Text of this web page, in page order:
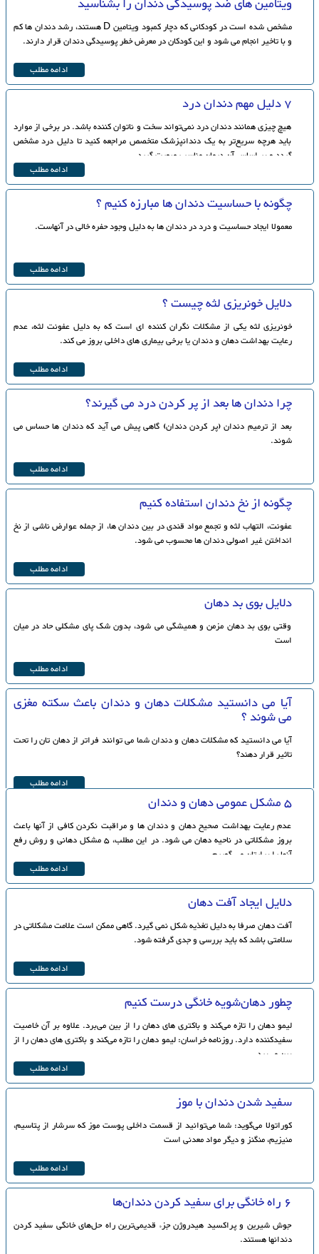
مشخص شده است در کودکانی که دچار کمبود ویتامین D هستند، رشد دندان ها کم
و با تاخیر انجام می شود و این کودکان در معرض خطر پوسیدگی دندان قرار دارند.
ادامه مطلب
7 دلیل مهم دندان درد
هیچ چیزی همانند دندان درد نمی‌تواند سخت و ناتوان کننده باشد. در برخی از موارد
باید هرچه سریع‌تر به یک دندانپزشک متخصص مراجعه کنید تا دلیل درد مشخص
گردد و بر اساس آن درمان مناسب صورت گیرد.
ادامه مطلب
چگونه با حساسیت دندان ها مبارزه کنیم ؟
معمولا ایجاد حساسیت و درد در دندان ها به دلیل وجود حفره خالی در آنهاست.
ادامه مطلب
دلایل خونریزی لثه چیست ؟
خونریزی لثه یکی از مشکلات نگران کننده ای است که به دلیل عفونت لثه، عدم
رعایت بهداشت دهان و دندان یا برخی بیماری های داخلی بروز می کند.
ادامه مطلب
چرا دندان ها بعد از پر کردن درد می گیرند؟
بعد از ترمیم دندان (پر کردن دندان) گاهی پیش می آید که دندان ها حساس می
شوند.
ادامه مطلب
چگونه از نخ دندان استفاده کنیم
عفونت، التهاب لثه و تجمع مواد قندی در بین دندان ها، از جمله عوارض ناشی از نخ
انداختن غیر اصولی دندان ها محسوب می شود.
ادامه مطلب
دلایل بوی بد دهان
وقتی بوی بد دهان مزمن و همیشگی می شود، بدون شک پای مشکلی حاد در میان
است
ادامه مطلب
آیا می دانستید مشکلات دهان و دندان باعث سکته مغزی
می شوند ؟
آیا می دانستید که مشکلات دهان و دندان شما می توانند فراتر از دهان تان را تحت
تاثیر قرار دهند؟
ادامه مطلب
5 مشکل عمومی دهان و دندان
عدم رعایت بهداشت صحیح دهان و دندان ها و مراقبت نکردن کافی از آنها باعث
بروز مشکلاتی در ناحیه دهان می شود. در این مطلب، 5 مشکل دهانی و روش رفع
آنها را برایتان می گوییم.
ادامه مطلب
دلایل ایجاد آفت دهان
آفت دهان صرفا به دلیل تغذیه شکل نمی گیرد. گاهی ممکن است علامت مشکلاتی در
سلامتی باشد که باید بررسی و جدی گرفته شود.
ادامه مطلب
چطور دهان‌شویه خانگی درست کنیم
لیمو دهان را تازه می‌کند و باکتری های دهان را از بین می‌برد. علاوه بر آن خاصیت
سفیدکننده دارد. روزنامه خراسان: لیمو دهان را تازه می‌کند و باکتری های دهان را از
بین می‌برد.
ادامه مطلب
سفید شدن دندان با موز
کوراتولا می‌گوید: شما می‌توانید از قسمت داخلی پوست موز که سرشار از پتاسیم،
منیزیم، منگنز و دیگر مواد معدنی است
ادامه مطلب
۶ راه خانگی برای سفید کردن دندان‌ها
جوش شیرین و پراکسید هیدروژن جزء قدیمی‌ترین راه حل‌های خانگی سفید کردن
دندانها هستند.